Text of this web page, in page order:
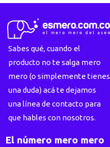
Sabes qué, cuando el
producto no te salga mero
mero (o simplemente tienes
una duda) acá te dejamos
una línea de contacto para
que hables con nosotros.
El número mero mero